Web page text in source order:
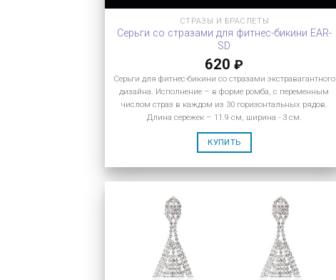
СТРАЗЫ И БРАСЛЕТЫ
Серьги со стразами для фитнес-бикини EAR-
SD
620₽
Серьги для фитнес-бикини со стразами экстравагантного
дизайна. Исполнение – в форме ромба, с переменным
числом страз в каждом из 30 горизонтальных рядов.
Длина сережек – 11.9 см, ширина - 3 см.
КУПИТЬ